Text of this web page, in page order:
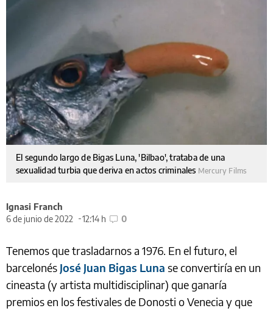
El segundo largo de Bigas Luna, 'Bilbao', trataba de una
sexualidad turbia que deriva en actos criminales Mercury Films
Ignasi Franch
6 de junio de 2022
12:14 h 0
Tenemos que trasladarnos a 1976. En el futuro, el
barcelonés José Juan Bigas Luna se convertiría en un
cineasta (y artista multidisciplinar) que ganaría
premios en los festivales de Donosti o Venecia y que